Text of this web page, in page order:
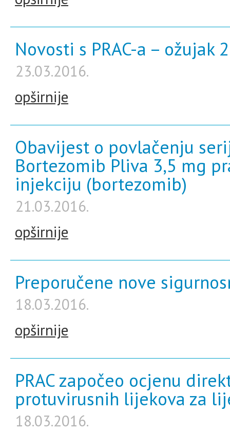
Novosti s PRAC-a – ožujak
23.03.2016.
opširnije
Obavijest o povlačenju
Bortezomib Pliva 3,5 mg
injekciju (bortezomib)
21.03.2016.
opširnije
Preporučene nove
18.03.2016.
opširnije
PRAC započeo ocjenu
protuvirusnih lijekova za
18.03.2016.